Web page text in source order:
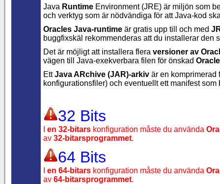
Java Runtime Environment (JRE) är miljön som
och verktyg som är nödvändiga för att Java-kod
Oracles Java-runtime är gratis upp till och med
buggfixskäl rekommenderas att du installerar den
Det är möjligt att installera flera versioner av
vägen till Java-exekverbara filen för önskad
EttJava ARchive (JAR)-arkiv är en
konfigurationsfiler) och eventuellt ett manifest
32 Bits
en 32-bitars konfiguration måste du använda
av 32-bitarsprogrammet.
64 Bits
en 64-bitars konfiguration måste du använda
av 64-bitarsprogrammet.